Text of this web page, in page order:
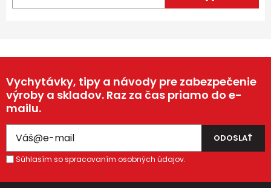
Vychytávky, tipy a návody pre zabezpečenie
výroby a skladov. Raz za čas priamo do e-
mailu.
Súhlasím so spracovaním osobných údajov.